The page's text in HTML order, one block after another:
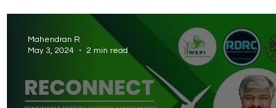
Mahendran R
May 3, 2024
2 min read